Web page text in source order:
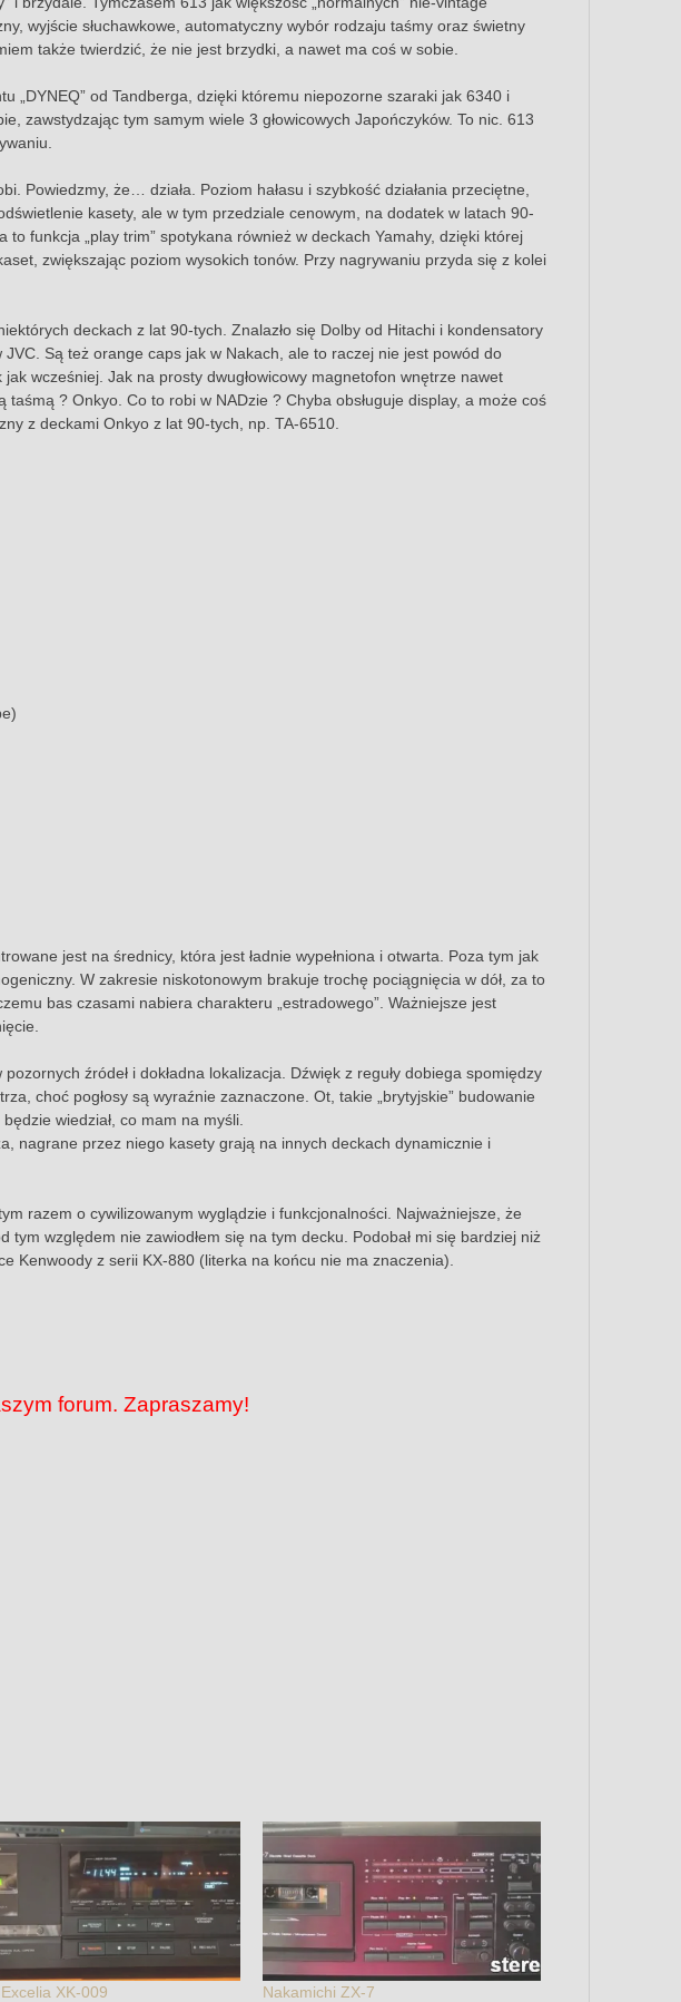
wyjście słuchawkowe, automatyczny wybór rodzaju taśmy oraz świetny
także twierdzić, że nie jest brzydki, a nawet ma coś w sobie.
„DYNEQ” od Tandberga, dzięki któremu niepozorne szaraki jak 6340 i
zawstydzając tym samym wiele 3 głowicowych Japończyków. To nic. 613
Powiedzmy, że… działa. Poziom hałasu i szybkość działania przeciętne,
kasety, ale w tym przedziale cenowym, na dodatek w latach 90-
funkcja „play trim” spotykana również w deckach Yamahy, dzięki której
zwiększając poziom wysokich tonów. Przy nagrywaniu przyda się z kolei
deckach z lat 90-tych. Znalazło się Dolby od Hitachi i kondensatory
JVC. Są też orange caps jak w Nakach, ale to raczej nie jest powód do
wcześniej. Jak na prosty dwugłowicowy magnetofon wnętrze nawet
taśmą ? Onkyo. Co to robi w NADzie ? Chyba obsługuje display, a może coś
z deckami Onkyo z lat 90-tych, np. TA-6510.
jest na średnicy, która jest ładnie wypełniona i otwarta. Poza tym jak
W zakresie niskotonowym brakuje trochę pociągnięcia w dół, za to
bas czasami nabiera charakteru „estradowego”. Ważniejsze jest
źródeł i dokładna lokalizacja. Dźwięk z reguły dobiega spomiędzy
choć pogłosy są wyraźnie zaznaczone. Ot, takie „brytyjskie” budowanie
wiedział, co mam na myśli.
nagrane przez niego kasety grają na innych deckach dynamicznie i
razem o cywilizowanym wyglądzie i funkcjonalności. Najważniejsze, że
względem nie zawiodłem się na tym decku. Podobał mi się bardziej niż
Kenwoody z serii KX-880 (literka na końcu nie ma znaczenia).
forum. Zapraszamy!
XK-009 Nakamichi ZX-7